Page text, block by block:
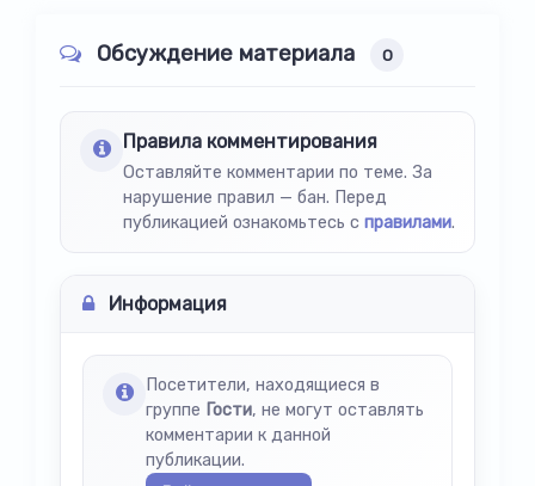
Обсуждение материала 0
Правила комментирования
Оставляйте комментарии по теме. За
нарушение правил — бан. Перед
публикацией ознакомьтесь с правилами.
Информация
Посетители, находящиеся в
группе Гости, не могут оставлять
комментарии к данной
публикации.